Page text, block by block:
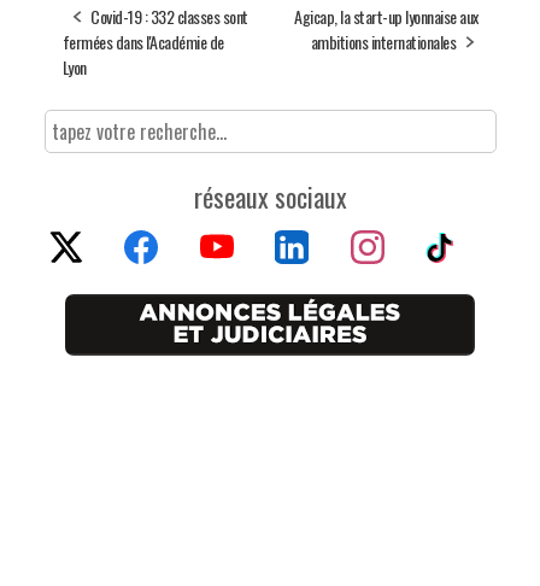
Covid-19 : 332 classes sont
fermées dans l'Académie de
Lyon
Agicap, la start-up lyonnaise aux
ambitions internationales
réseaux sociaux